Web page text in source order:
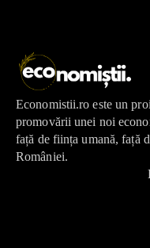
Economistii.ro este un
promovării unei noi
față de ființa umană, față
României.